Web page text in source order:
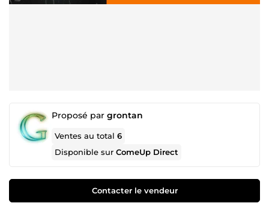
Proposé par grontan
Ventes au total6
Disponible surComeUp Direct
Contacter le vendeur